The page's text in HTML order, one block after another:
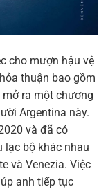
cho mượn hậu vệ
thuận bao gồm
ra một chương
Argentina này.
và đã có
lạc bộ khác nhau
và Venezia. Việc
anh tiếp tục